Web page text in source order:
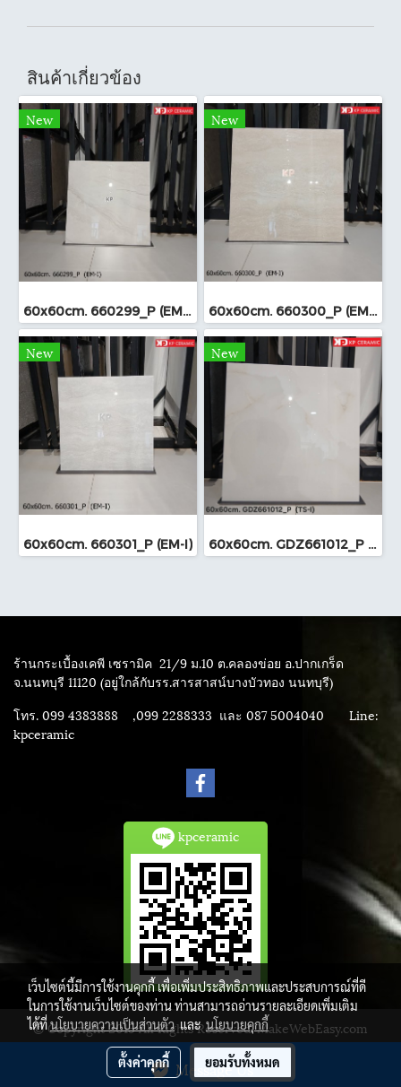
Message Us
สินค้าเกี่ยวข้อง
New
60x60cm. 660299_P (EM-I)
New
60x60cm. 660300_P (EM-I)
New
60x60cm. 660301_P (EM-I)
New
60x60cm. GDZ661012_P (TS-I)
ร้านกระเบื้องเคพี เซรามิค 21/9 ม.10 ต.คลองข่อย อ.ปากเกร็ด
จ.นนทบุรี 11120 (อยู่ใกล้กับรร.สารสาสน์บางบัวทอง นนทบุรี)
โทร. 099 4383888 ,099 2288333 และ 087 5004040 Line:
kpceramic
kpceramic
© Copyright 2015 All Rights Reserved. MakeWebEasy.com
ผู้เข้าชมวันนี้ 1
เว็บไซต์นี้มีการใช้งานคุกกี้ เพื่อเพิ่มประสิทธิภาพและประสบการณ์ที่ดี
ในการใช้งานเว็บไซต์ของท่าน ท่านสามารถอ่านรายละเอียดเพิ่มเติม
ได้ที่นโยบายความเป็นส่วนตัวและนโยบายคุกกี้
ตั้งค่าคุกกี้ ยอมรับทั้งหมด